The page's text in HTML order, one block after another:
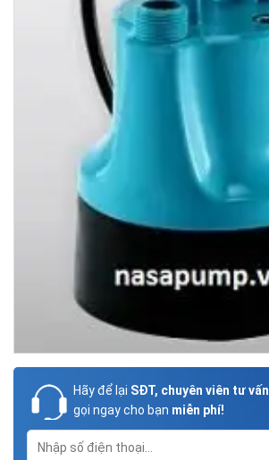
Hãy để lại SĐT, chuyên viên tư vấn
gọi ngay cho bạn miễn phí!